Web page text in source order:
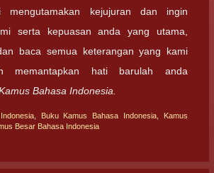
mengutamakan kejujuran dan ingin
serta kepuasan anda yang utama,
baca semua keterangan yang kami
memantapkan hati barulah anda
Bahasa Indonesia.
, Buku Kamus Bahasa Indonesia
Kamus
Besar Bahasa Indonesia